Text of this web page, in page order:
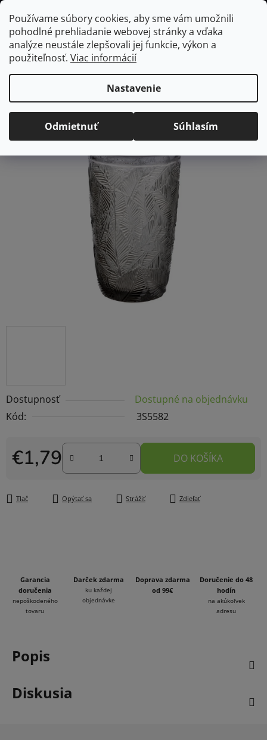
Používame súbory cookies, aby sme vám umožnili
pohodlné prehliadanie webovej stránky a vďaka
analýze neustále zlepšovali jej funkcie, výkon a
použiteľnosť. Viac informácií
Nastavenie
Odmietnuť Súhlasím
Prejsť
na
obsah
Hľadať
Domov
/ Vybavenie do jedálne POHÁR TROPIC 380ML GREY
Dostupnosť
Dostupné na objednávku
Kód:
3S5582
€1,79
Jednotková cena:
DO KOŠÍKA
Tlač Opýtať sa Strážiť Zdieľať
POHÁR TROPIC 380ML
GREY
Priemerné
hodnotenie
produktu
je
NeohodnotenéPodrobnosti hodnotenia
Garancia
doručenia
nepoškodeného
tovaru
Darček zdarma
ku každej
objednávke
Doprava zdarma
od 99€
Doručenie do 48
hodín
na akúkoľvek
adresu
Popis
Diskusia